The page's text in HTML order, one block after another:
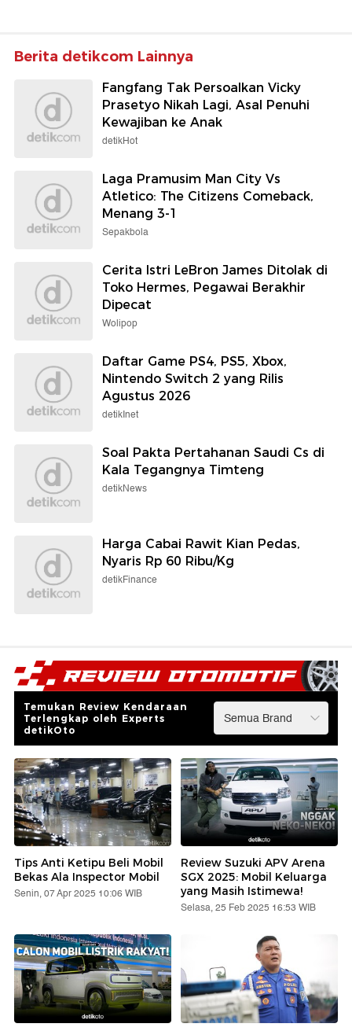
Berita detikcom Lainnya
Fangfang Tak Persoalkan Vicky
Prasetyo Nikah Lagi, Asal Penuhi
Kewajiban ke Anak
detikHot
Laga Pramusim Man City Vs
Atletico: The Citizens Comeback,
Menang 3-1
Sepakbola
Cerita Istri LeBron James Ditolak di
Toko Hermes, Pegawai Berakhir
Dipecat
Wolipop
Daftar Game PS4, PS5, Xbox,
Nintendo Switch 2 yang Rilis
Agustus 2026
detikInet
Soal Pakta Pertahanan Saudi Cs di
Kala Tegangnya Timteng
detikNews
Harga Cabai Rawit Kian Pedas,
Nyaris Rp 60 Ribu/Kg
detikFinance
Temukan Review Kendaraan
Terlengkap oleh Experts
detikOto
Tips Anti Ketipu Beli Mobil
Bekas Ala Inspector Mobil
Senin, 07 Apr 2025 10:06 WIB
Review Suzuki APV Arena
SGX 2025: Mobil Keluarga
yang Masih Istimewa!
Selasa, 25 Feb 2025 16:53 WIB